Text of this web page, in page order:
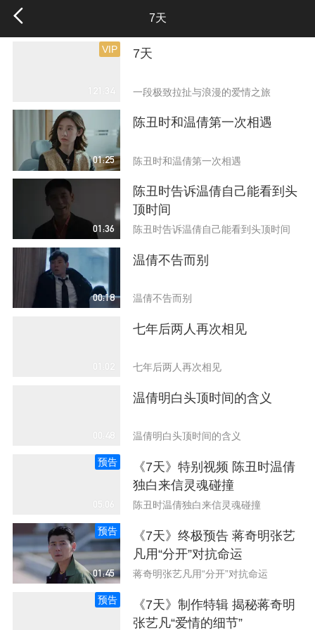
7天
121:34
VIP 7天
一段极致拉扯与浪漫的爱情之旅
01:25
陈丑时和温倩第一次相遇
陈丑时和温倩第一次相遇
01:36
陈丑时告诉温倩自己能看到头
顶时间
陈丑时告诉温倩自己能看到头顶时间
00:18
温倩不告而别
温倩不告而别
01:02
七年后两人再次相见
七年后两人再次相见
00:48
温倩明白头顶时间的含义
温倩明白头顶时间的含义
05:06
预告
《7天》特别视频 陈丑时温倩
独白来信灵魂碰撞
陈丑时温倩独白来信灵魂碰撞
01:45
预告
《7天》终极预告 蒋奇明张艺
凡用“分开”对抗命运
蒋奇明张艺凡用“分开”对抗命运
预告
《7天》制作特辑 揭秘蒋奇明
张艺凡“爱情的细节”